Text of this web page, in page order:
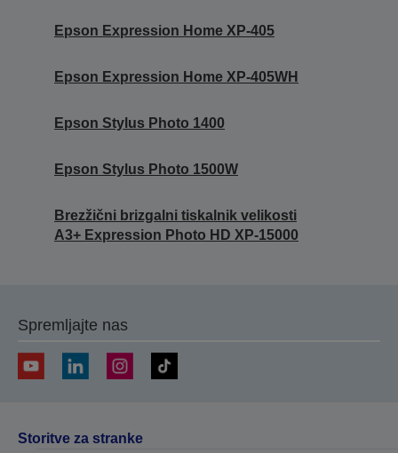
Epson Expression Home XP-405
Epson Expression Home XP-405WH
Epson Stylus Photo 1400
Epson Stylus Photo 1500W
Brezžični brizgalni tiskalnik velikosti
A3+ Expression Photo HD XP-15000
Spremljajte nas
Storitve za stranke